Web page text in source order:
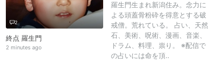
2
終点 羅生門
2 minutes ago
羅生門生まれ新潟住み。念力に
よる頭蓋骨粉砕を得意とする破
戒僧。荒れている。 占い、天然
石、美術、呪術、漫画、音楽、
ドラム、料理、祟り。 ※配信で
の占いには命を頂..